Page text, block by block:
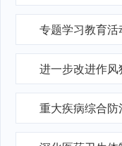
专题学习教育活
进一步改进作风
重大疾病综合防